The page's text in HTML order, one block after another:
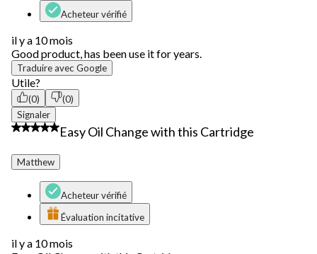
Acheteur vérifié
il y a 10 mois
Good product, has been use it for years.
Traduire avec Google
Utile?
(0)
(0)
Signaler
5 étoile(s) sur 5.
Easy Oil Change with this Cartridge
Matthew
Acheteur vérifié
Évaluation incitative
il y a 10 mois